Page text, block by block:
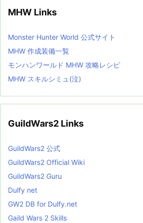
MHW Links
Monster Hunter World 公式サイト
MHW 作成装備一覧
モンハンワールド MHW 攻略レシピ
MHW スキルシミュ(泣)
GuildWars2 Links
GuildWars2 公式
GuildWars2 Official Wiki
GuildWars2 Guru
Dulfy net
GW2 DB for Dulfy.net
Gaild Wars 2 Skills